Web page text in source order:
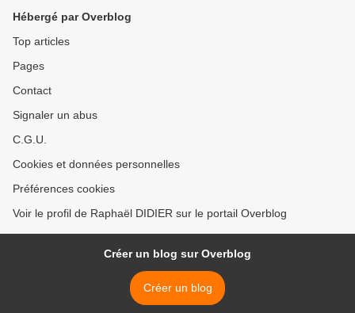
Hébergé par Overblog
Top articles
Pages
Contact
Signaler un abus
C.G.U.
Cookies et données personnelles
Préférences cookies
Voir le profil de Raphaël DIDIER sur le portail Overblog
Créer un blog sur Overblog
Créer un blog